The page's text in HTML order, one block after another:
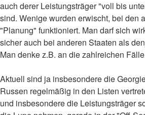
auch derer Leistungsträger "voll bis
sind. Wenige wurden erwischt, bei den
"Planung" funktioniert. Man darf sich
sicher auch bei anderen Staaten als
Man denke z.B. an die zahlreichen
Aktuell sind ja insbesondere die
Russen regelmäßig in den Listen
und insbesondere die Leistungsträger